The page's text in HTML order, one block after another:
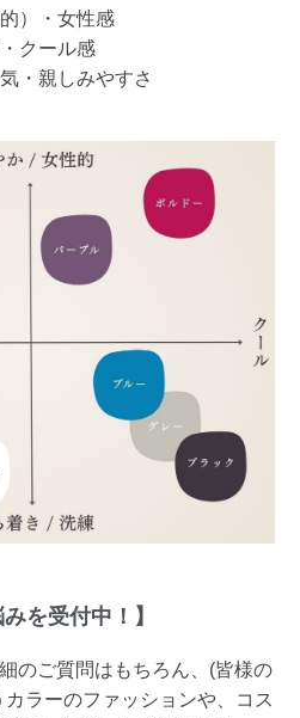
）・女性感
クール感
・親しみやすさ
を受付中！】
のご質問はもちろん、(皆様の
ラーのファッションや、コス